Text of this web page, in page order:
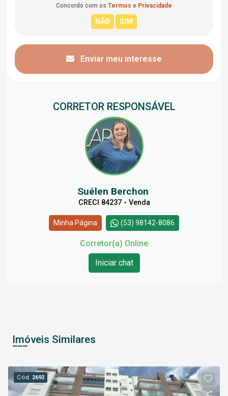
Concordo com os Termos e Privacidade
Enviar meu interesse
CORRETOR RESPONSÁVEL
Suélen Berchon
CRECI 84237 - Venda
Minha Página (53) 98142-8086
Corretor(a) Online
Iniciar chat
Imóveis Similares
Cód. 2692